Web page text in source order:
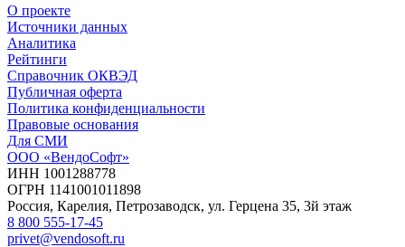
О проекте
Источники данных
Аналитика
Рейтинги
Справочник ОКВЭД
Публичная оферта
Политика конфиденциальности
Правовые основания
Для СМИ
ООО «ВендоСофт»
ИНН 1001288778
ОГРН 1141001011898
Россия, Карелия, Петрозаводск, ул. Герцена 35, 3й этаж
8 800 555-17-45
privet@vendosoft.ru